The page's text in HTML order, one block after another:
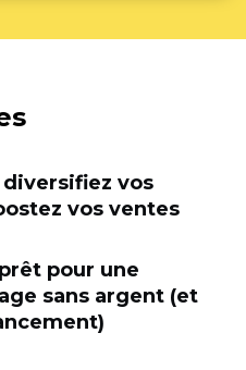
vos
vos ventes
pour une
sans argent (et